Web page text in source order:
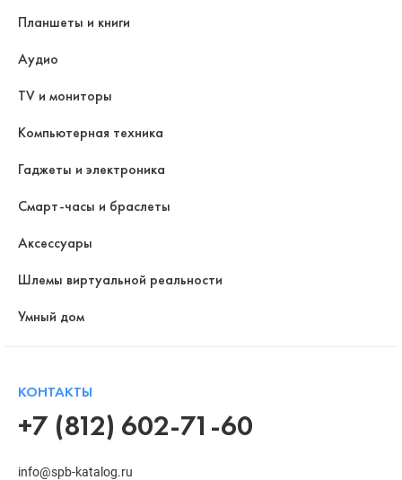
Планшеты и книги
Аудио
TV и мониторы
Компьютерная техника
Гаджеты и электроника
Смарт-часы и браслеты
Аксессуары
Шлемы виртуальной реальности
Умный дом
КОНТАКТЫ
+7 (812) 602-71-60
info@spb-katalog.ru